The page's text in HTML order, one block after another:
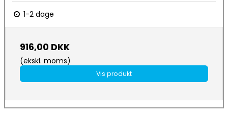
1-2 dage
916,00 DKK
(ekskl. moms)
Vis produkt